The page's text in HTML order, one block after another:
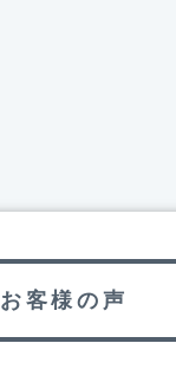
お客様の声